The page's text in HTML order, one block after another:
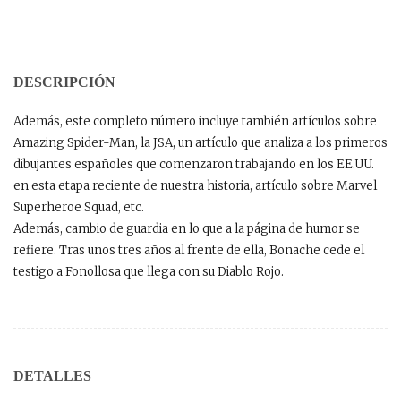
DESCRIPCIÓN
Además, este completo número incluye también artículos sobre
Amazing Spider-Man, la JSA, un artículo que analiza a los primeros
dibujantes españoles que comenzaron trabajando en los EE.UU.
en esta etapa reciente de nuestra historia, artículo sobre Marvel
Superheroe Squad, etc.
Además, cambio de guardia en lo que a la página de humor se
refiere. Tras unos tres años al frente de ella, Bonache cede el
testigo a Fonollosa que llega con su Diablo Rojo.
DETALLES